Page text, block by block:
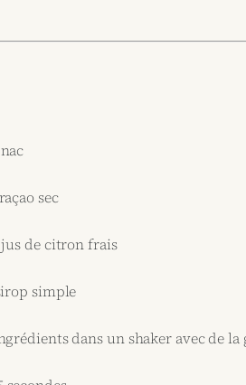
sec
jus de citron frais
simple
dans un shaker avec de la